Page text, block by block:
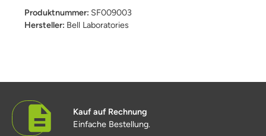
Produktnummer: SF009003
Hersteller: Bell Laboratories
Kauf auf Rechnung
Einfache Bestellung.